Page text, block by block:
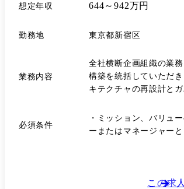
想定年収 644～942万円
勤務地 東京都新宿区
業務内容
全社横断企画組織の業
構築を統括していただ
キテクチャの再設計と
ジメント：メンバー（
Gainsight サブ ・
必須条件
・ミッション、バリュ
ーまたはマネージャー
この求